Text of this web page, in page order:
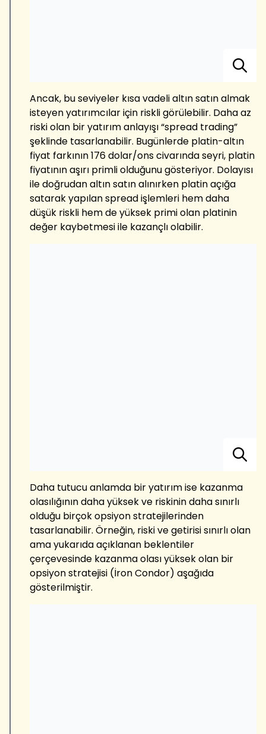
Ancak, bu seviyeler kısa vadeli altın satın almak
isteyen yatırımcılar için riskli görülebilir. Daha az
riski olan bir yatırım anlayışı “spread trading”
şeklinde tasarlanabilir. Bugünlerde platin-altın
fiyat farkının 176 dolar/ons civarında seyri, platin
fiyatının aşırı primli olduğunu gösteriyor. Dolayısı
ile doğrudan altın satın alınırken platin açığa
satarak yapılan spread işlemleri hem daha
düşük riskli hem de yüksek primi olan platinin
değer kaybetmesi ile kazançlı olabilir.
Daha tutucu anlamda bir yatırım ise kazanma
olasılığının daha yüksek ve riskinin daha sınırlı
olduğu birçok opsiyon stratejilerinden
tasarlanabilir. Örneğin, riski ve getirisi sınırlı olan
ama yukarıda açıklanan beklentiler
çerçevesinde kazanma olası yüksek olan bir
opsiyon stratejisi (İron Condor) aşağıda
gösterilmiştir.